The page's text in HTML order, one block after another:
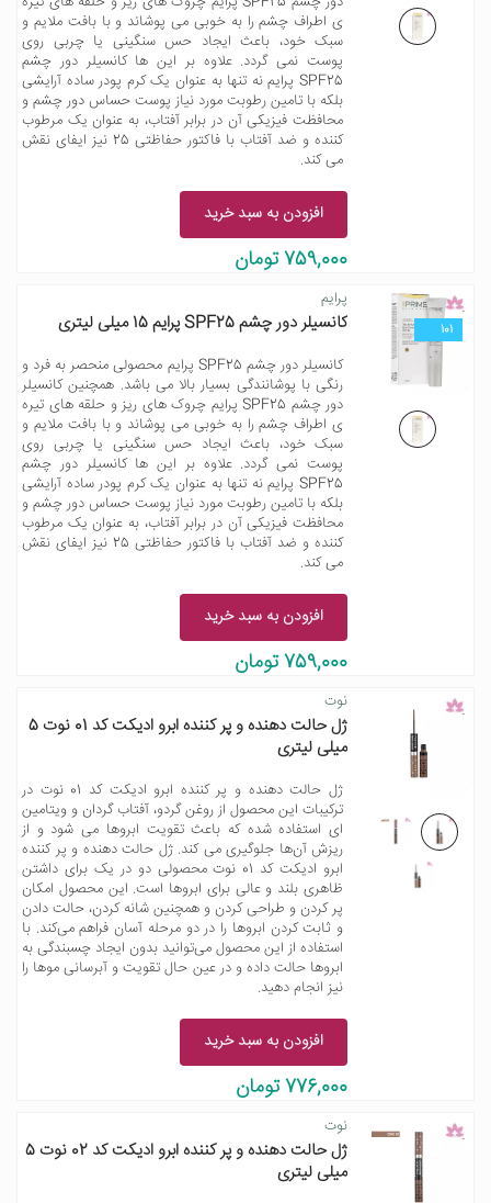
ی اطراف چشم را به خوبی می پوشاند و با بافت ملایم و
سبک خود، باعث ایجاد حس سنگینی یا چربی روی
پوست نمی گردد. علاوه بر این ها کانسیلر دور چشم
SPF25 پرایم نه تنها به عنوان یک کرم پودر ساده آرایشی
بلکه با تامین رطوبت مورد نیاز پوست حساس دور چشم و
محافظت فیزیکی آن در برابر آفتاب، به عنوان یک مرطوب
کننده و ضد آفتاب با فاکتور حفاظتی 25 نیز ایفای نقش
می کند.
افزودن به سبد خرید
759,000 تومان
101
پرایم
کانسیلر دور چشم SPF25 پرایم 15 میلی لیتری
کانسیلر دور چشم SPF25 پرایم محصولی منحصر به فرد و
رنگی با پوشانندگی بسیار بالا می باشد. همچنین کانسیلر
دور چشم SPF25 پرایم چروک های ریز و حلقه های تیره
ی اطراف چشم را به خوبی می پوشاند و با بافت ملایم و
سبک خود، باعث ایجاد حس سنگینی یا چربی روی
پوست نمی گردد. علاوه بر این ها کانسیلر دور چشم
SPF25 پرایم نه تنها به عنوان یک کرم پودر ساده آرایشی
بلکه با تامین رطوبت مورد نیاز پوست حساس دور چشم و
محافظت فیزیکی آن در برابر آفتاب، به عنوان یک مرطوب
کننده و ضد آفتاب با فاکتور حفاظتی 25 نیز ایفای نقش
می کند.
افزودن به سبد خرید
759,000 تومان
نوت
ژل حالت دهنده و پر کننده ابرو ادیکت کد 01 نوت 5
میلی لیتری
ژل حالت دهنده و پر کننده ابرو ادیکت کد 01 نوت در
ترکیبات این محصول از روغن گردو، آفتاب گردان و ویتامین
ای استفاده شده که باعث تقویت ابروها می شود و از
ریزش آن‌ها جلوگیری می کند. ژل حالت دهنده و پر کننده
ابرو ادیکت کد 01 نوت محصولی دو در یک برای داشتن
ظاهری بلند و عالی برای ابروها است. این محصول امکان
پر کردن و طراحی کردن و همچنین شانه کردن، حالت دادن
و ثابت کردن ابروها را در دو مرحله آسان فراهم می‌کند. با
استفاده از این محصول می‌توانید بدون ایجاد چسبندگی به
ابروها حالت داده و در عین حال تقویت و آبرسانی موها را
نیز انجام دهید.
افزودن به سبد خرید
776,000 تومان
نوت
ژل حالت دهنده و پر کننده ابرو ادیکت کد 02 نوت 5
میلی لیتری